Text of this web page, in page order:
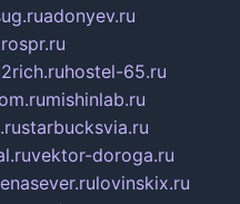
adonyev.ru
2rich.ruhostel-65.ru
mishinlab.ru
starbucksvia.ru
vektor-doroga.ru
lovinskix.ru